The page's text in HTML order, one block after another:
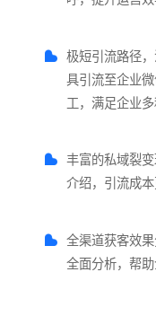
极短引流路径
具引流至企业
工，满足企业
丰富的私域裂
介绍，引流成
全渠道获客效
全面分析，帮